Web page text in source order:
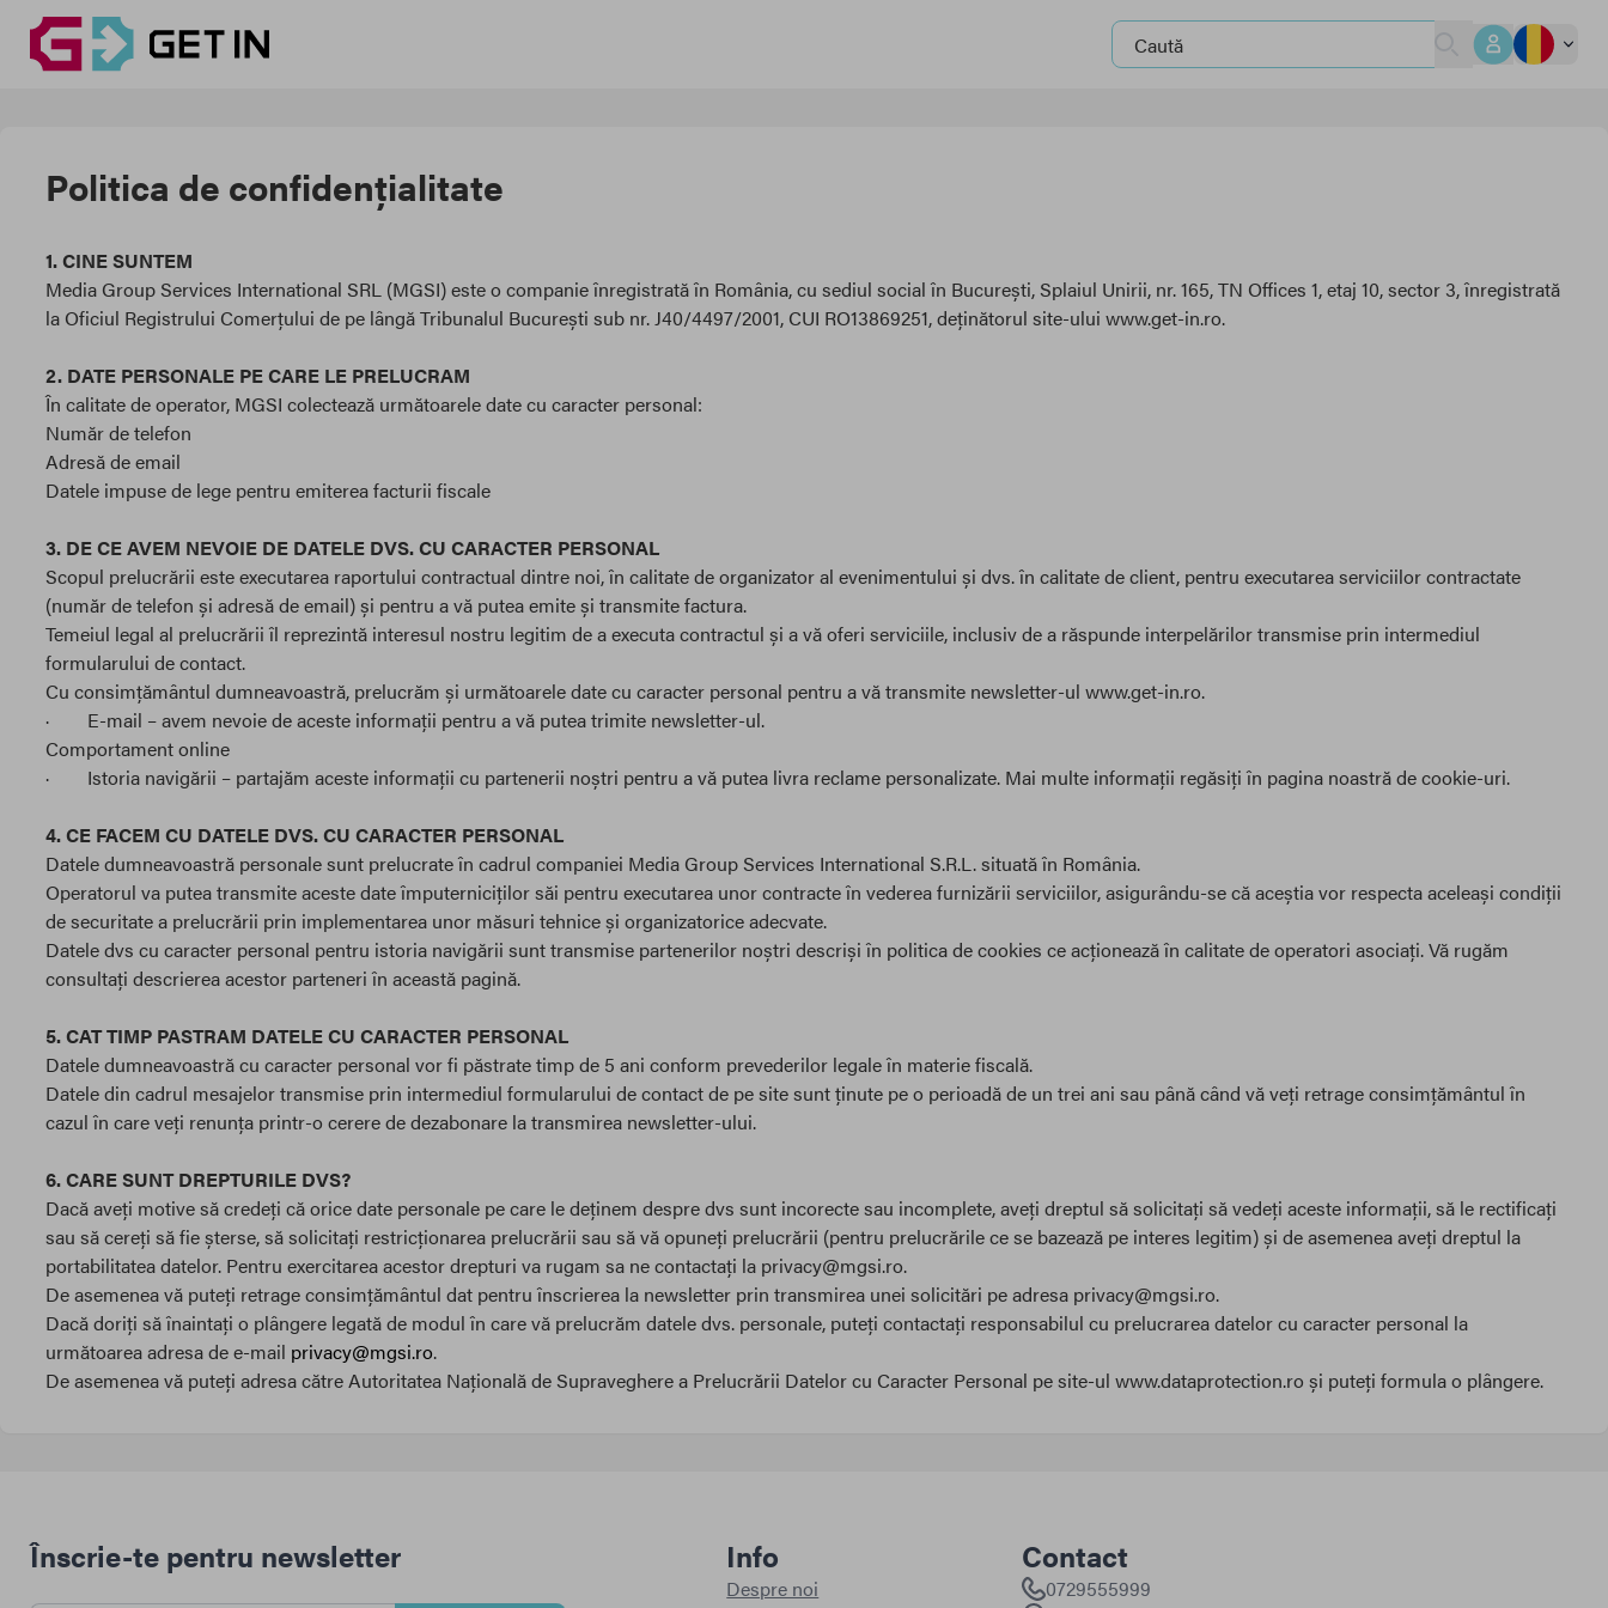
Politica de confidențialitate
1. CINE SUNTEM
Media Group Services International SRL (MGSI) este o companie înregistrată în România, cu sediul social în București, Splaiul Unirii, nr. 165, TN Offices 1, etaj 10, sector 3, înregistrată
la Oficiul Registrului Comerțului de pe lângă Tribunalul București sub nr. J40/4497/2001, CUI RO13869251, deținătorul site-ului www.get-in.ro.
2. DATE PERSONALE PE CARE LE PRELUCRAM
În calitate de operator, MGSI colectează următoarele date cu caracter personal:
Număr de telefon
Adresă de email
Datele impuse de lege pentru emiterea facturii fiscale
3. DE CE AVEM NEVOIE DE DATELE DVS. CU CARACTER PERSONAL
Scopul prelucrării este executarea raportului contractual dintre noi, în calitate de organizator al evenimentului și dvs. în calitate de client, pentru executarea serviciilor contractate
(număr de telefon și adresă de email) și pentru a vă putea emite și transmite factura.
Temeiul legal al prelucrării îl reprezintă interesul nostru legitim de a executa contractul și a vă oferi serviciile, inclusiv de a răspunde interpelărilor transmise prin intermediul
formularului de contact.
Cu consimțământul dumneavoastră, prelucrăm și următoarele date cu caracter personal pentru a vă transmite newsletter-ul www.get-in.ro.
· E-mail – avem nevoie de aceste informații pentru a vă putea trimite newsletter-ul.
Comportament online
· Istoria navigării – partajăm aceste informații cu partenerii noștri pentru a vă putea livra reclame personalizate. Mai multe informații regăsiți în pagina noastră de cookie-uri.
4. CE FACEM CU DATELE DVS. CU CARACTER PERSONAL
Datele dumneavoastră personale sunt prelucrate în cadrul companiei Media Group Services International S.R.L. situată în România.
Operatorul va putea transmite aceste date împuterniciților săi pentru executarea unor contracte în vederea furnizării serviciilor, asigurându-se că aceștia vor respecta aceleași condiții
de securitate a prelucrării prin implementarea unor măsuri tehnice și organizatorice adecvate.
Datele dvs cu caracter personal pentru istoria navigării sunt transmise partenerilor noștri descriși în politica de cookies ce acționează în calitate de operatori asociați. Vă rugăm
consultați descrierea acestor parteneri în această pagină.
5. CAT TIMP PASTRAM DATELE CU CARACTER PERSONAL
Datele dumneavoastră cu caracter personal vor fi păstrate timp de 5 ani conform prevederilor legale în materie fiscală.
Datele din cadrul mesajelor transmise prin intermediul formularului de contact de pe site sunt ținute pe o perioadă de un trei ani sau până când vă veți retrage consimțământul în
cazul în care veți renunța printr-o cerere de dezabonare la transmirea newsletter-ului.
6. CARE SUNT DREPTURILE DVS?
Dacă aveți motive să credeți că orice date personale pe care le deținem despre dvs sunt incorecte sau incomplete, aveți dreptul să solicitați să vedeți aceste informații, să le rectificați
sau să cereți să fie șterse, să solicitați restricționarea prelucrării sau să vă opuneți prelucrării (pentru prelucrările ce se bazează pe interes legitim) și de asemenea aveți dreptul la
portabilitatea datelor. Pentru exercitarea acestor drepturi va rugam sa ne contactați la privacy@mgsi.ro.
De asemenea vă puteți retrage consimțământul dat pentru înscrierea la newsletter prin transmirea unei solicitări pe adresa privacy@mgsi.ro.
Dacă doriți să înaintați o plângere legată de modul în care vă prelucrăm datele dvs. personale, puteți contactați responsabilul cu prelucrarea datelor cu caracter personal la
următoarea adresa de e-mail privacy@mgsi.ro.
De asemenea vă puteți adresa către Autoritatea Națională de Supraveghere a Prelucrării Datelor cu Caracter Personal pe site-ul www.dataprotection.ro și puteți formula o plângere.
Înscrie-te pentru newsletter Info
Despre noi
Contact
0729555999